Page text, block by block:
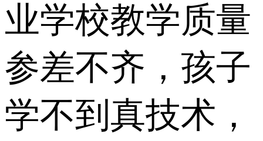
业学校教学质量
参差不齐，孩子
学不到真技术，